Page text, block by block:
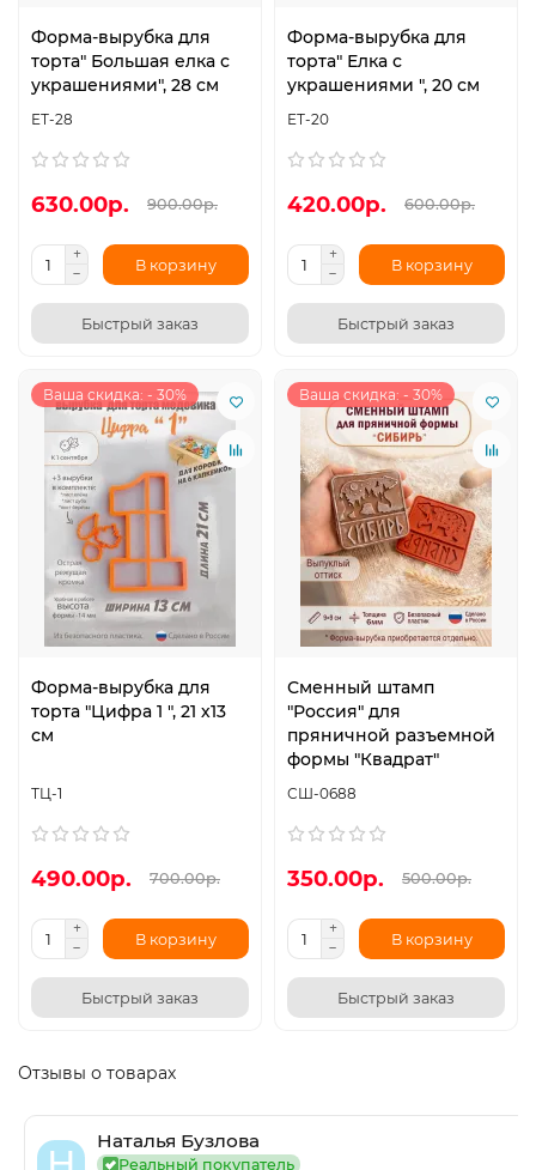
Форма-вырубка для
торта" Большая елка с
украшениями", 28 см
ЕТ-28
630.00р. 900.00р.
В корзину
Быстрый заказ
Форма-вырубка для
торта" Елка с
украшениями ", 20 см
ЕТ-20
420.00р. 600.00р.
В корзину
Быстрый заказ
Ваша скидка: - 30%
Форма-вырубка для
торта "Цифра 1 ", 21 х13
см
ТЦ-1
490.00р. 700.00р.
В корзину
Быстрый заказ
Ваша скидка: - 30%
Сменный штамп
"Россия" для
пряничной разъемной
формы "Квадрат"
СШ-0688
350.00р. 500.00р.
В корзину
Быстрый заказ
Отзывы о товарах
Наталья Бузлова
Реальный покупатель